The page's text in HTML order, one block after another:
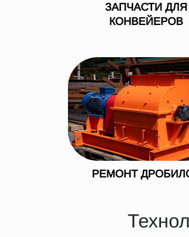
ЗАПЧАСТИ ДЛЯ
КОНВЕЙЕРОВ
РЕМОНТ